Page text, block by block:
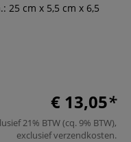
25 cm x 5,5 cm x 6,5
€ 13,05
21% BTW (cq. 9% BTW),
exclusiefverzendkosten.